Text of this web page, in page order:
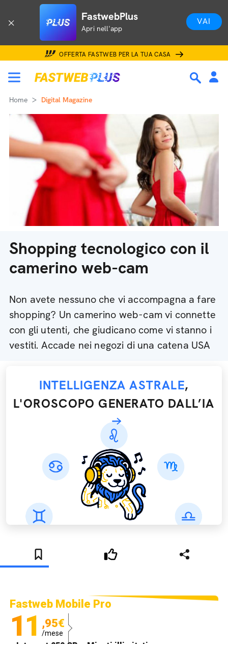
FastwebPlus
Apri nell'app
VAI
OFFERTA FASTWEB PER LA TUA CASA
Home Digital Magazine
Shopping tecnologico con il
camerino web-cam
Non avete nessuno che vi accompagna a fare
shopping? Un camerino web-cam vi connette
con gli utenti, che giudicano come vi stanno i
vestiti. Accade nei negozi di una catena USA
INTELLIGENZA ASTRALE,
L'OROSCOPO GENERATO DALL’IA
Fastweb Mobile Pro
11 ,95€
/mese
Internet 250 GB e Minuti illimitati